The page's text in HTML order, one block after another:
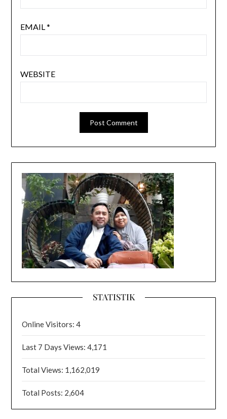
EMAIL*
WEBSITE
STATISTIK
Online Visitors:4
Last 7 Days Views:4,171
Total Views: 1,162,019
Total Posts: 2,604